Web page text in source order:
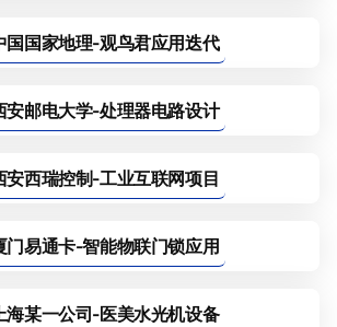
国国家地理-观鸟君应用迭代
安邮电大学-处理器电路设计
安西瑞控制-工业互联网项目
门易通卡-智能物联门锁应用
海某一公司-医美水光机设备